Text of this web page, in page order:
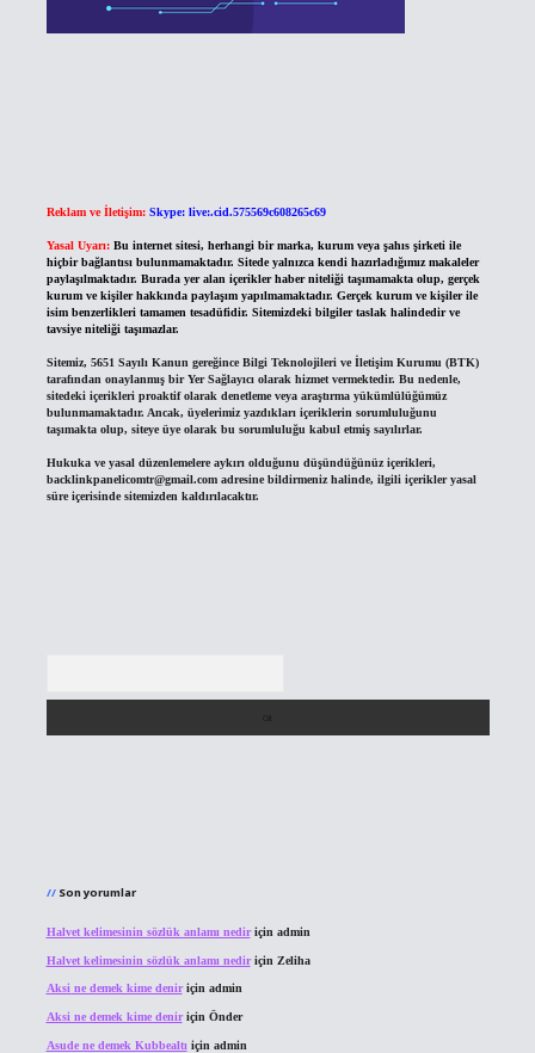
Reklam ve İletişim: Skype: live:.cid.575569c608265c69
Yasal Uyarı: Bu internet sitesi, herhangi bir marka, kurum veya şahıs şirketi ile
hiçbir bağlantısı bulunmamaktadır. Sitede yalnızca kendi hazırladığımız makaleler
paylaşılmaktadır. Burada yer alan içerikler haber niteliği taşımamakta olup, gerçek
kurum ve kişiler hakkında paylaşım yapılmamaktadır. Gerçek kurum ve kişiler ile
isim benzerlikleri tamamen tesadüfidir. Sitemizdeki bilgiler taslak halindedir ve
tavsiye niteliği taşımazlar.
Sitemiz, 5651 Sayılı Kanun gereğince Bilgi Teknolojileri ve İletişim Kurumu (BTK)
tarafından onaylanmış bir Yer Sağlayıcı olarak hizmet vermektedir. Bu nedenle,
sitedeki içerikleri proaktif olarak denetleme veya araştırma yükümlülüğümüz
bulunmamaktadır. Ancak, üyelerimiz yazdıkları içeriklerin sorumluluğunu
taşımakta olup, siteye üye olarak bu sorumluluğu kabul etmiş sayılırlar.
Hukuka ve yasal düzenlemelere aykırı olduğunu düşündüğünüz içerikleri,
backlinkpanelicomtr@gmail.comadresine bildirmeniz halinde, ilgili içerikler yasal
süre içerisinde sitemizden kaldırılacaktır.
Son yorumlar
Halvet kelimesinin sözlük anlamı nediriçin admin
Halvet kelimesinin sözlük anlamı nediriçin Zeliha
Aksi ne demek kime deniriçin admin
Aksi ne demek kime deniriçin Önder
Asude ne demek Kubbealtı için admin